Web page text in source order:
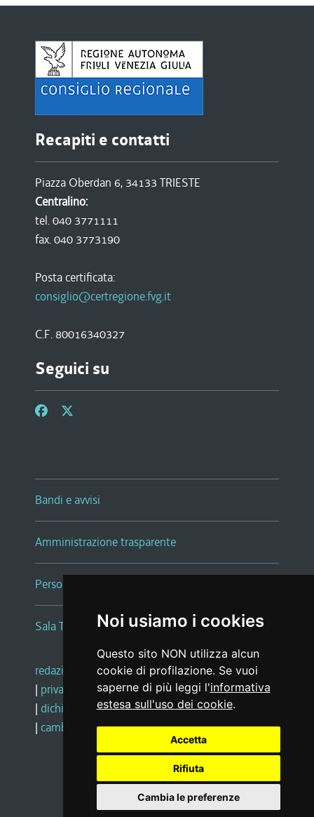
Noi usiamo i cookies
Questo sito NON utilizza alcun
cookie di profilazione. Se vuoi
saperne di più leggi l'informativa
estesa sull'uso dei cookie.
Accetta
Rifiuta
Cambia le preferenze
Recapiti e contatti
Piazza Oberdan 6, 34133 TRIESTE
Centralino:
tel. 040 3771111
fax. 040 3773190
Posta certificata:
consiglio@certregione.fvg.it
C.F. 80016340327
Seguici su
Bandi e avvisi
Amministrazione trasparente
Persone e Uffici
Sala Tiziano Tessitori
redazione web |note legali |glossario
| privacy
social media policy
| dichiarazione di accessibilità |feedback
| cambio preferenze cookie
Realizzato da